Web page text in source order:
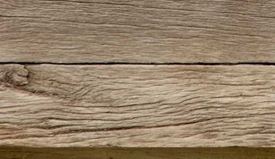
IMG-20220727-WA0013